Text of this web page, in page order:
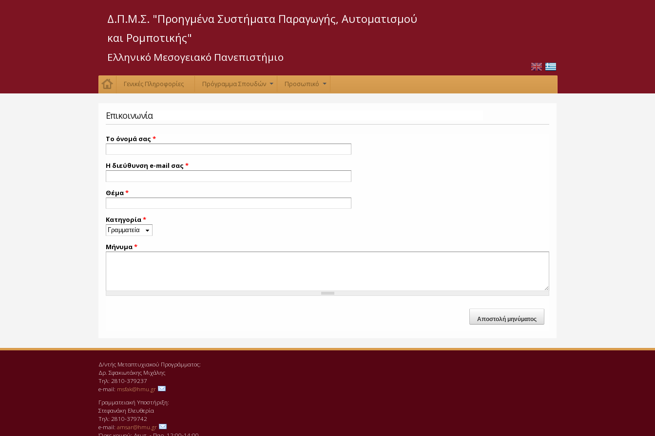
κυρίως
Δ.Π.Μ.Σ. "Προηγμένα Συστήματα Παραγωγής, Αυτοματισμού
και Ρομποτικής"
Ελληνικό Μεσογειακό Πανεπιστήμιο
Γενικές Πληροφορίες Πρόγραμμα Σπουδών Προσωπικό
Επικοινωνία
Το όνομά σας *
Η διεύθυνση e-mail σας *
Θέμα*
Κατηγορία*
Μήνυμα*
Δ/ντής Μεταπτυχιακού Προγράμματος:
Δρ. Σφακιωτάκης Μιχάλης
Τηλ: 2810-379237
e-mail: msfak@hmu.gr
Γραμματειακή Υποστήριξη:
Στεφανάκη Ελευθερία
Τηλ: 2810-379742
e-mail: amsar@hmu.gr